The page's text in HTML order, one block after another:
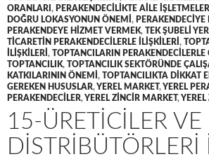
ORANLARI , PERAKENDECILIKTE AILE IŞLETMELERI
DOĞRU LOKASYONUN ÖNEMI ,
PERAKENDEYE HIZMET VERMEK, TEK ŞUBELI
TICARETIN PERAKENDECILERLE ILIŞKILERI ,
ILIŞKILERI , TOPTANCILARIN PERAKENDECILERLE
TOPTANCILIK, TOPTANCILIK SEKTÖRÜNDE
KATKILARININ ÖNEMI , TOPTANCILIKTA DIKKAT
GEREKEN HUSUSLAR,YEREL MARKET,YEREL
PERAKENDECILER,YEREL ZINCIR MARKET,
15-ÜRETICILER VE
DISTRIBÜTÖRLERI